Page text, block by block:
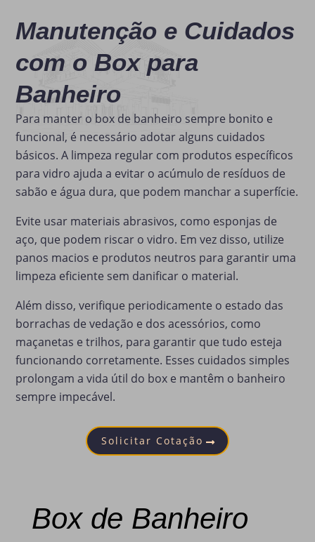
Manutenção e Cuidados
com o Box para
Banheiro
Para manter o box de banheiro sempre bonito e
funcional, é necessário adotar alguns cuidados
básicos. A limpeza regular com produtos específicos
para vidro ajuda a evitar o acúmulo de resíduos de
sabão e água dura, que podem manchar a superfície.
Evite usar materiais abrasivos, como esponjas de
aço, que podem riscar o vidro. Em vez disso, utilize
panos macios e produtos neutros para garantir uma
limpeza eficiente sem danificar o material.
Além disso, verifique periodicamente o estado das
borrachas de vedação e dos acessórios, como
maçanetas e trilhos, para garantir que tudo esteja
funcionando corretamente. Esses cuidados simples
prolongam a vida útil do box e mantêm o banheiro
sempre impecável.
Solicitar Cotação
Box de Banheiro